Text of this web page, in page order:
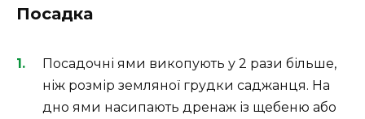
Посадка
Посадочні ями викопують у 2 рази більше,
ніж розмір земляної грудки саджанця. На
дно ями насипають дренаж із щебеню або